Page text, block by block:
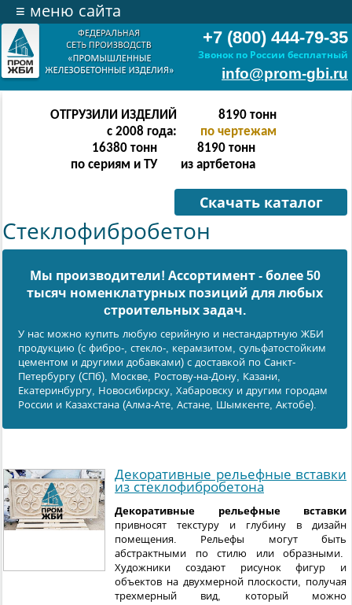
+7 (800) 444-79-35
Звонок по России бесплатный
info@prom-gbi.ru
≡ меню сайта
ОТГРУЗИЛИ ИЗДЕЛИЙ
с 2008 года:
32766тонн
по чертежам
65532 тонн
по сериям и ТУ
32766 тонн
из артбетона
Скачать каталог
Стеклофибробетон
Мы производители! Ассортимент - более 50
тысяч номенклатурных позиций для любых
cтроительных задач.
У нас можно купить любую серийную и нестандартную ЖБИ
продукцию (с фибро-, стекло-, керамзитом, сульфатостойким
цементом и другими добавками) с доставкой по Санкт-
Петербургу (СПб), Москве, Ростову-на-Дону, Казани,
Екатеринбургу, Новосибирску, Хабаровску и другим городам
России и Казахстана (Алма-Ате, Астане, Шымкенте, Актобе).
Декоративные рельефные вставки
из стеклофибробетона
Декоративные рельефные вставки
привносят текстуру и глубину в дизайн
помещения. Рельефы могут быть
абстрактными по стилю или образными.
Художники создают рисунок фигур и
объектов на двухмерной плоскости, получая
трехмерный вид, который можно